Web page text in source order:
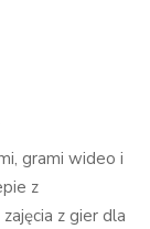
grami wideo i
z
z gier dla